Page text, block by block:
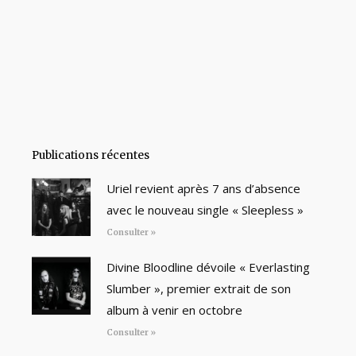
Publications récentes
Uriel revient après 7 ans d’absence
avec le nouveau single « Sleepless »
Consulter »
Divine Bloodline dévoile « Everlasting
Slumber », premier extrait de son
album à venir en octobre
Consulter »